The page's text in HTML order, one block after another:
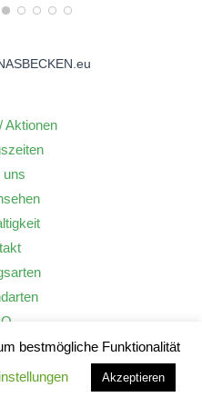
Aktionen
uns
bestmögliche Funktionalität
Akzeptieren